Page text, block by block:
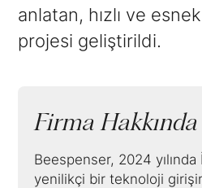
anlatan, hızlı ve
projesi geliştirildi.
Firma Hakkında
Beespenser, 2024 yılında
yenilikçi bir teknoloji